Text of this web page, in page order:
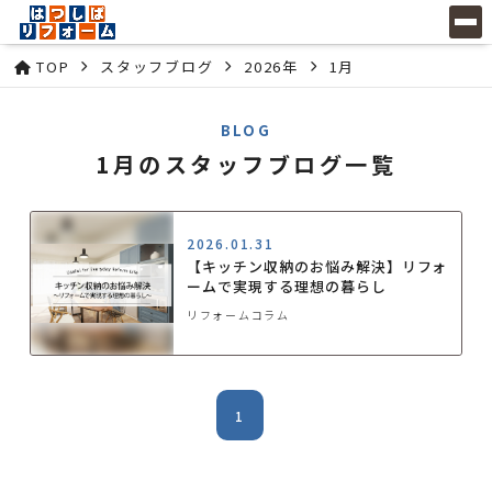
TOP スタッフブログ 2026年 1月
BLOG
1月のスタッフブログ一覧
2026.01.31
【キッチン収納のお悩み解決】リフォ
ームで実現する理想の暮らし
リフォームコラム
1